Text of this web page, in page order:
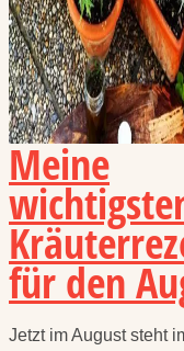
Meine
für den
Jetzt im August steht